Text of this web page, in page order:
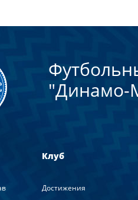
"Динамо-
Клуб
Достижения